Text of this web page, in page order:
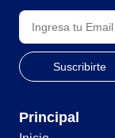
Principal